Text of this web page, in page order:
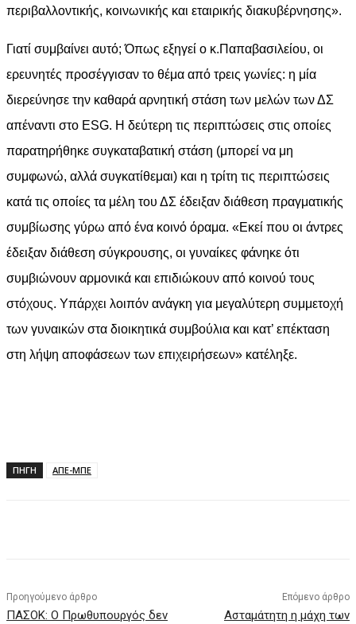
περιβαλλοντικής, κοινωνικής και εταιρικής διακυβέρνησης».
Γιατί συμβαίνει αυτό; Όπως εξηγεί ο κ.Παπαβασιλείου, οι
ερευνητές προσέγγισαν το θέμα από τρεις γωνίες: η μία
διερεύνησε την καθαρά αρνητική στάση των μελών των ΔΣ
απέναντι στο ESG. Η δεύτερη τις περιπτώσεις στις οποίες
παρατηρήθηκε συγκαταβατική στάση (μπορεί να μη
συμφωνώ, αλλά συγκατίθεμαι) και η τρίτη τις περιπτώσεις
κατά τις οποίες τα μέλη του ΔΣ έδειξαν διάθεση πραγματικής
συμβίωσης γύρω από ένα κοινό όραμα. «Εκεί που οι άντρες
έδειξαν διάθεση σύγκρουσης, οι γυναίκες φάνηκε ότι
συμβιώνουν αρμονικά και επιδιώκουν από κοινού τους
στόχους. Υπάρχει λοιπόν ανάγκη για μεγαλύτερη συμμετοχή
των γυναικών στα διοικητικά συμβούλια και κατ’ επέκταση
στη λήψη αποφάσεων των επιχειρήσεων» κατέληξε.
ΠΗΓΗ ΑΠΕ-ΜΠΕ
Προηγούμενο άρθρο
ΠΑΣΟΚ: Ο Πρωθυπουργός δεν
Επόμενο άρθρο
Ασταμάτητη η μάχη των